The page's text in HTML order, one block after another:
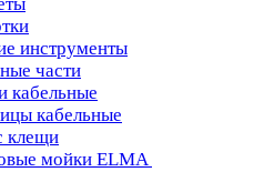
инструменты
части
кабельные
кабельные
клещи
мойки ELMA